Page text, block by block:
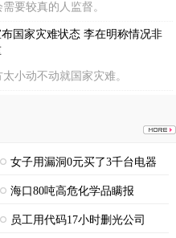
要较真的人监督。
国家灾难状态 李在明称情况非
小动不动就国家灾难。
女子用漏洞0元买了3千台电器
海口80吨高危化学品瞒报
员工用代码17小时删光公司